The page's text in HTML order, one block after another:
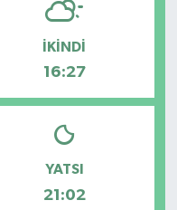
İKINDI
16:27
YATSI
21:02